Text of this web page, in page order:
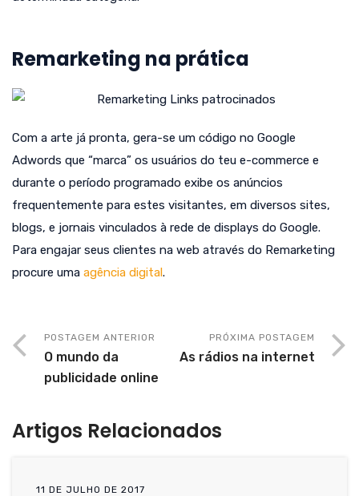
Remarketing na prática
Com a arte já pronta, gera-se um código no Google
Adwords que “marca” os usuários do teu e-commerce e
durante o período programado exibe os anúncios
frequentemente para estes visitantes, em diversos sites,
blogs, e jornais vinculados à rede de displays do Google.
Para engajar seus clientes na web através do Remarketing
procure uma agência digital.
POSTAGEM ANTERIOR
O mundo da
publicidade online
PRÓXIMA POSTAGEM
As rádios na internet
Artigos Relacionados
11 DE JULHO DE 2017